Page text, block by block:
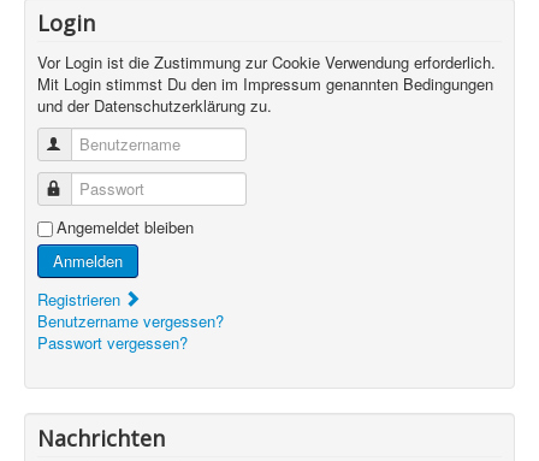
Login
Vor Login ist die Zustimmung zur Cookie Verwendung erforderlich.
Mit Login stimmst Du den im Impressum genannten Bedingungen
und der Datenschutzerklärung zu.
Benutzername
Passwort
Angemeldet bleiben
Anmelden
Registrieren
Benutzername vergessen?
Passwort vergessen?
Nachrichten